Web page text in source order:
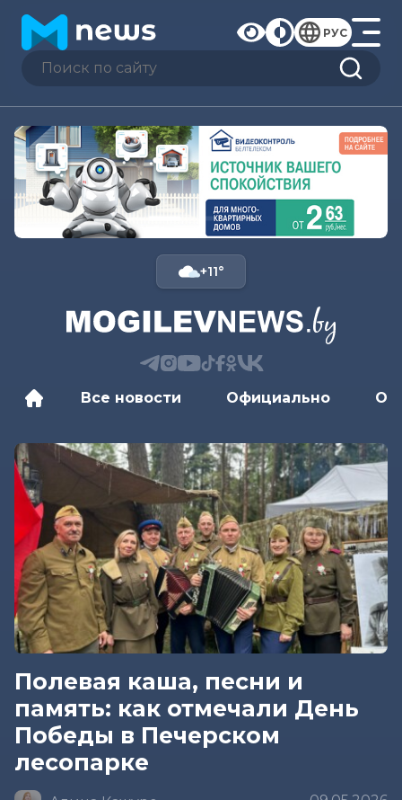
РУС
+11°
Все новости Официально
Полевая каша, песни и
память: как отмечали День
Победы в Печерском
лесопарке